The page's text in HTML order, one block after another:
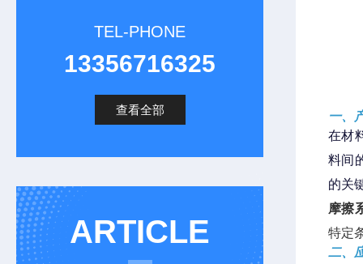
TEL-PHONE
13356716325
查看全部
ARTICLE
一、
在材
料间
的关
摩擦
特定
二、